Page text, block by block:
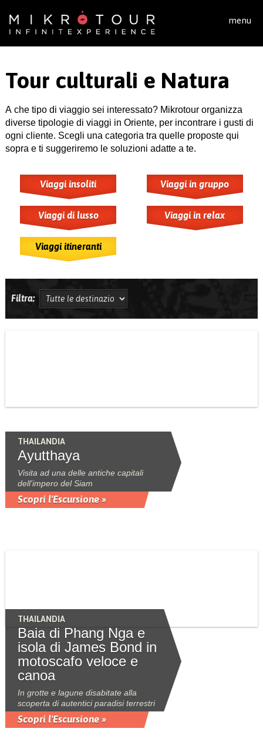
menu
Tour culturali e Natura
A che tipo di viaggio sei interessato? Mikrotour organizza
diverse tipologie di viaggi in Oriente, per incontrare i gusti di
ogni cliente. Scegli una categoria tra quelle proposte qui
sopra e ti suggeriremo le soluzioni adatte a te.
Viaggi insoliti Viaggi in gruppo
Viaggi di lusso Viaggi in relax
Viaggi itineranti
Filtra:
THAILANDIA
Ayutthaya
Visita ad una delle antiche capitali
dell'impero del Siam
Scopri l'Escursione »
THAILANDIA
Baia di Phang Nga e
isola di James Bond in
motoscafo veloce e
canoa
In grotte e lagune disabitate alla
scoperta di autentici paradisi terrestri
Scopri l'Escursione »